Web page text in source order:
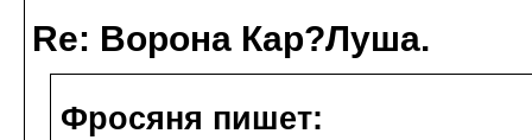
Re: Ворона Кар?Луша.
Фросяня пишет: